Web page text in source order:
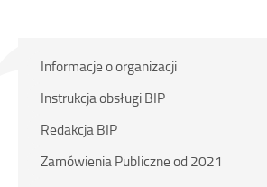
Menu
główne
Informacje o organizacji
Instrukcja obsługi BIP
Redakcja BIP
Zamówienia Publiczne od 2021